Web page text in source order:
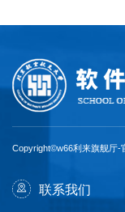
Copyright©w66利来旗舰厅-
联系我们